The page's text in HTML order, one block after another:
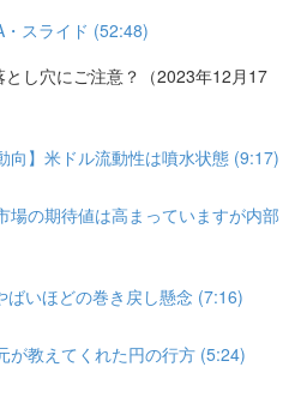
スライド (52:48)
し穴にご注意？（2023年12月17
向】米ドル流動性は噴水状態 (9:17)
場の期待値は高まっていますが内部
ばいほどの巻き戻し懸念 (7:16)
が教えてくれた円の行方 (5:24)